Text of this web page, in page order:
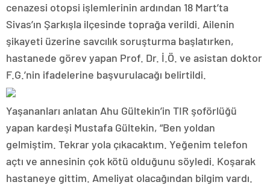
cenazesi otopsi işlemlerinin ardından 18 Mart’ta
Sivas’ın Şarkışla ilçesinde toprağa verildi. Ailenin
şikayeti üzerine savcılık soruşturma başlatırken,
hastanede görev yapan Prof. Dr. İ.Ö. ve asistan doktor
F.G.’nin ifadelerine başvurulacağı belirtildi.
Yaşananları anlatan Ahu Gültekin’in TIR şoförlüğü
yapan kardeşi Mustafa Gültekin, “Ben yoldan
gelmiştim. Tekrar yola çıkacaktım. Yeğenim telefon
açtı ve annesinin çok kötü olduğunu söyledi. Koşarak
hastaneye gittim. Ameliyat olacağından bilgim vardı.